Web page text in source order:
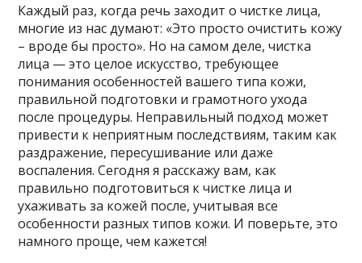
Каждый раз, когда речь заходит о чистке лица,
многие из нас думают: «Это просто очистить кожу
– вроде бы просто». Но на самом деле, чистка
лица — это целое искусство, требующее
понимания особенностей вашего типа кожи,
правильной подготовки и грамотного ухода
после процедуры. Неправильный подход может
привести к неприятным последствиям, таким как
раздражение, пересушивание или даже
воспаления. Сегодня я расскажу вам, как
правильно подготовиться к чистке лица и
ухаживать за кожей после, учитывая все
особенности разных типов кожи. И поверьте, это
намного проще, чем кажется!